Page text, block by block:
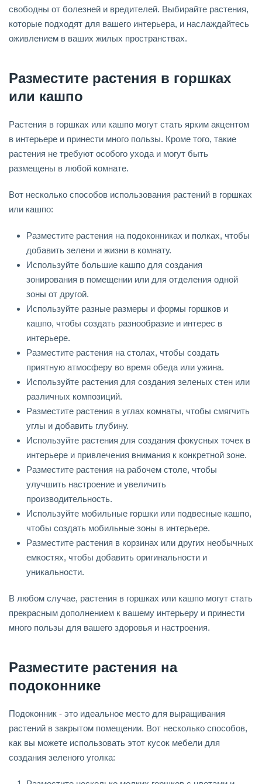
свободны от болезней и вредителей. Выбирайте растения,
которые подходят для вашего интерьера, и наслаждайтесь
оживлением в ваших жилых пространствах.
Разместите растения в горшках
или кашпо
Растения в горшках или кашпо могут стать ярким акцентом
в интерьере и принести много пользы. Кроме того, такие
растения не требуют особого ухода и могут быть
размещены в любой комнате.
Вот несколько способов использования растений в горшках
или кашпо:
Разместите растения на подоконниках и полках, чтобы
добавить зелени и жизни в комнату.
Используйте большие кашпо для создания
зонирования в помещении или для отделения одной
зоны от другой.
Используйте разные размеры и формы горшков и
кашпо, чтобы создать разнообразие и интерес в
интерьере.
Разместите растения на столах, чтобы создать
приятную атмосферу во время обеда или ужина.
Используйте растения для создания зеленых стен или
различных композиций.
Разместите растения в углах комнаты, чтобы смягчить
углы и добавить глубину.
Используйте растения для создания фокусных точек в
интерьере и привлечения внимания к конкретной зоне.
Разместите растения на рабочем столе, чтобы
улучшить настроение и увеличить
производительность.
Используйте мобильные горшки или подвесные кашпо,
чтобы создать мобильные зоны в интерьере.
Разместите растения в корзинах или других необычных
емкостях, чтобы добавить оригинальности и
уникальности.
В любом случае, растения в горшках или кашпо могут стать
прекрасным дополнением к вашему интерьеру и принести
много пользы для вашего здоровья и настроения.
Разместите растения на
подоконнике
Подоконник - это идеальное место для выращивания
растений в закрытом помещении. Вот несколько способов,
как вы можете использовать этот кусок мебели для
создания зеленого уголка: